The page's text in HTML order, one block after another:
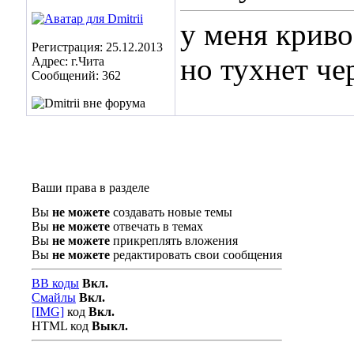
Регистрация: 25.12.2013
Адрес: г.Чита
Сообщений: 362
у меня
но тухнет
Ваши права в разделе
Вы не можете создавать новые темы
Вы не можете отвечать в темах
Вы не можете прикреплять вложения
Вы не можете редактировать свои сообщения
BB коды Вкл.
Смайлы Вкл.
[IMG] код Вкл.
HTML код Выкл.